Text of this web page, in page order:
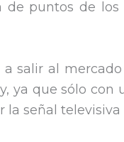
puntos de los
salir al
ya que sólo con
señal televisiva